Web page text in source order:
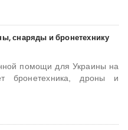
снаряды и бронетехнику
помощи для Украины на
бронетехника, дроны и